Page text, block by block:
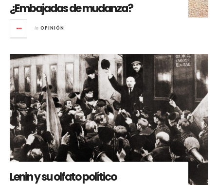
¿Embajadas de mudanza?
in OPINIÓN
Lenin y su olfato político